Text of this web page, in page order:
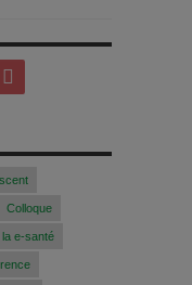
Colloque
e-santé